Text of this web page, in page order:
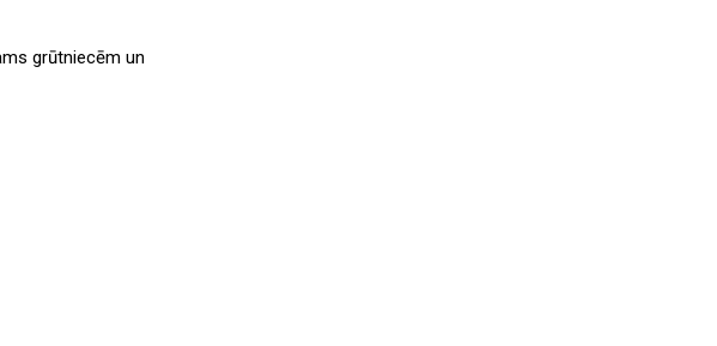
grūtniecēm un